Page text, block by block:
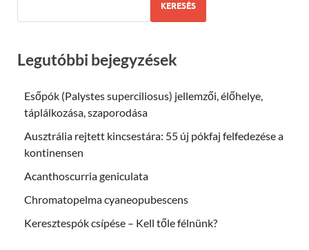
KERESÉS
Legutóbbi bejegyzések
Esőpók (Palystes superciliosus) jellemzői, élőhelye,
táplálkozása, szaporodása
Ausztrália rejtett kincsestára: 55 új pókfaj felfedezése a
kontinensen
Acanthoscurria geniculata
Chromatopelma cyaneopubescens
Keresztespók csípése – Kell tőle félnünk?